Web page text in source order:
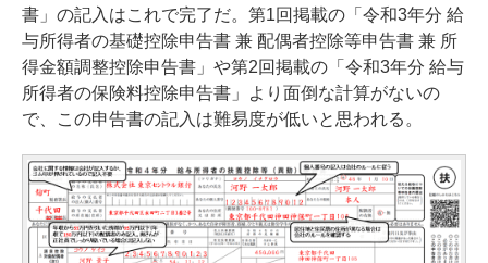
書」の記入はこれで完了だ。第1回掲載の「令和3年分 給
与所得者の基礎控除申告書 兼 配偶者控除等申告書 兼 所
得金額調整控除申告書」や第2回掲載の「令和3年分 給与
所得者の保険料控除申告書」より面倒な計算がないの
で、この申告書の記入は難易度が低いと思われる。